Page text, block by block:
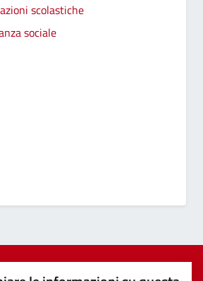
scolastiche
sociale